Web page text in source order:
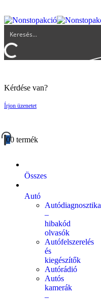
Kérdése van?
Írjon üzenetet
00 termék
Összes
Autó
Autódiagnosztika
–
hibakód
olvasók
Autófelszerelés
és
kiegészítők
Autórádió
Autós
kamerák
–